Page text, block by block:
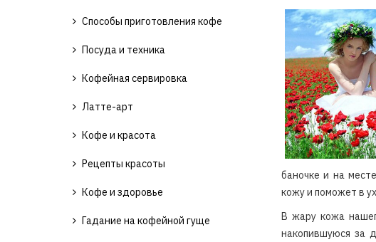
Способы приготовления кофе
Посуда и техника
Кофейная сервировка
Латте-арт
Кофе и красота
Рецепты красоты
Кофе и здоровье
Гадание на кофейной гуще
баночке и на
кожу и поможет в
В жару кожа
накопившуюся за